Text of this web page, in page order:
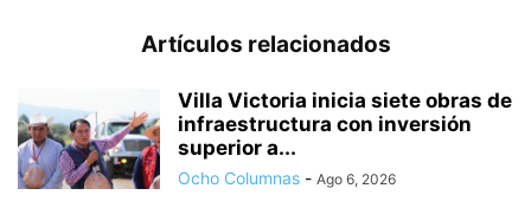
Artículos relacionados
Villa Victoria inicia siete obras de
infraestructura con inversión
superior a...
Ocho Columnas - Ago 6, 2026